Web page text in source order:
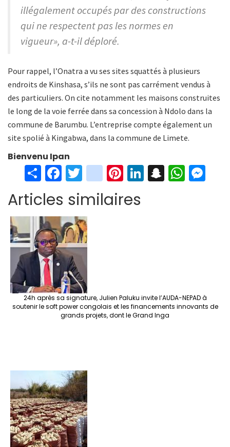
illégalement occupés par des constructions
qui ne respectent pas les normes en
vigueur», a-t-il déploré.
Pour rappel, l’Onatra a vu ses sites squattés à plusieurs
endroits de Kinshasa, s’ils ne sont pas carrément vendus à
des particuliers. On cite notamment les maisons construites
le long de la voie ferrée dans sa concession à Ndolo dans la
commune de Barumbu. L’entreprise compte également un
site spolié à Kingabwa, dans la commune de Limete.
Bienvenu Ipan
S
h
ar
e
Fa
ce
b
o
o
k
T
wi
tt
er
in
st
ag
Pi
er
Li S W
Articles similaires
24h après sa signature, Julien Paluku invite l’AUDA-NEPAD à
soutenir le soft power congolais et les financements innovants de
grands projets, dont le Grand Inga